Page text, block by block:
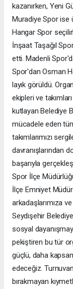
kazanırken, Yeni
Muradiye Spor ise
Hangar Spor
İnşaat Taşağıl
etti. Madenli
Spor'dan Osman
layık görüldü.
ekipleri ve
kutlayan Belediye
mücadele eden
takımlarımızı
davranışlarından
başarıyla
Spor İlçe
İlçe Emniyet
arkadaşlarımıza
Seydişehir
sosyal
pekiştiren bu tür
güçlü, daha
edeceğiz.
bırakmayan